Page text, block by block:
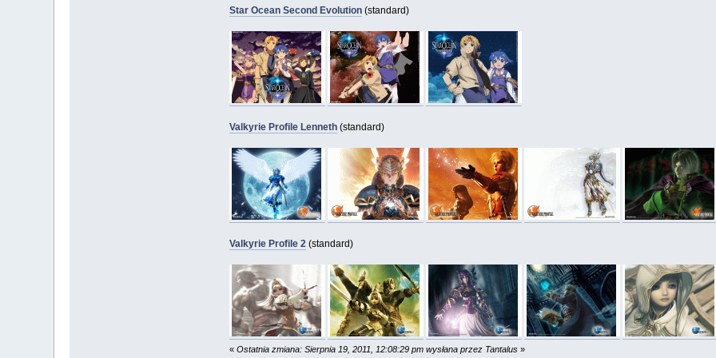
Star Ocean Second Evolution(standard)
Valkyrie Profile Lenneth(standard)
Valkyrie Profile 2(standard)
« Ostatnia zmiana: Sierpnia 19, 2011, 12:08:29 pm wysłana przez Tantalus»